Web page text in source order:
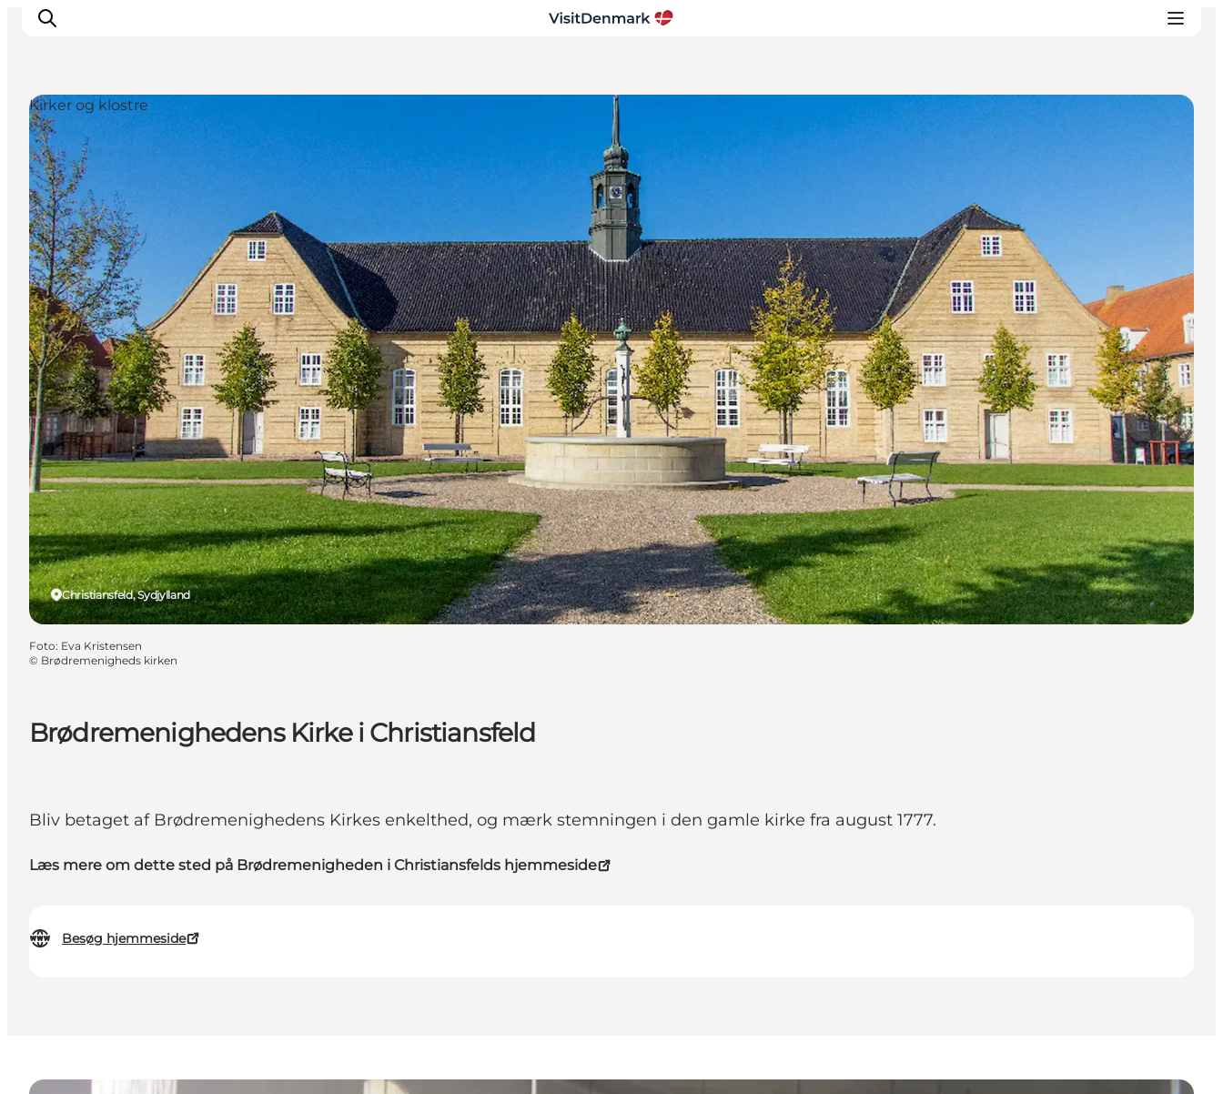
Inspiration
Destinationer
Oplevelser
Overnatning
Planlæg ferien
Brødremenighedens Kirke i Christiansfeld
Bliv betaget af Brødremenighedens Kirkes enkelthed, og mærk stemningen i den gamle kirke fra august 1777.
Læs mere om dette sted på Brødremenigheden i Christiansfelds hjemmeside
Besøg hjemmeside
Christiansfeld, Sydjylland
Kirker og klostre
Foto: Eva Kristensen
© Brødremenigheds kirken